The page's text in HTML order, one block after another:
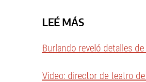
LEÉ MÁS
Burlando reveló detalles
Video: director de teatro